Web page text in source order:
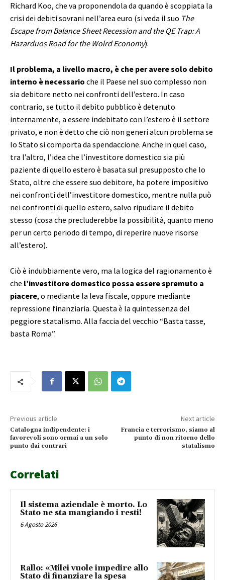
Richard Koo, che va proponendola da quando è scoppiata la
crisi dei debiti sovrani nell’area euro (si veda il suo The
Escape from Balance Sheet Recession and the QE Trap: A
Hazarduos Road for the Wolrd Economy).
Il problema, a livello macro, è che per avere solo debito
interno è necessario che il Paese nel suo complesso non
sia debitore netto nei confronti dell’estero. In caso
contrario, se tutto il debito pubblico è detenuto
internamente, a essere indebitato con l’estero è il settore
privato, e non è detto che ciò non generi alcun problema se
lo Stato si comporta da spendaccione. Anche in quel caso,
tra l’altro, l’idea che l’investitore domestico sia più
paziente di quello estero è basata sul presupposto che lo
Stato, oltre che essere suo debitore, ha potere impositivo
nei confronti dell’investitore domestico, mentre nulla può
nei confronti di quello estero, salvo ripudiare il debito
stesso (cosa che precluderebbe la possibilità, quanto meno
per un certo periodo di tempo, di reperire nuove risorse
all’estero).
Ciò è indubbiamente vero, ma la logica del ragionamento è
che l’investitore domestico possa essere spremuto a
piacere, o mediante la leva fiscale, oppure mediante
repressione finanziaria. Questa è la quintessenza del
peggiore statalismo. Alla faccia del vecchio “Basta tasse,
basta Roma”.
Previous article
Catalogna indipendente: i
favorevoli sono ormai a un solo
punto dai contrari
Next article
Francia e terrorismo, siamo al
punto di non ritorno dello
statalismo
Correlati
Il sistema aziendale è morto. Lo
Stato ne sta mangiando i resti!
6 Agosto 2026
Rallo: «Milei vuole impedire allo
Stato di finanziare la spesa